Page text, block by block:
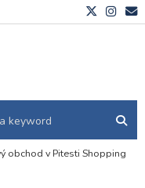
obchod v Pitesti Shopping